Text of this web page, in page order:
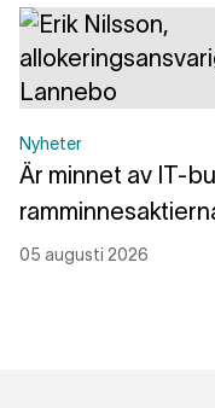
Nyheter
Är minnet av IT-
05 augusti 2026